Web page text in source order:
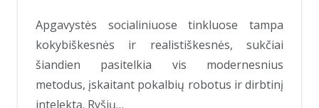
Apgavystės socialiniuose tinkluose tampa
kokybiškesnės ir realistiškesnės, sukčiai
šiandien pasitelkia vis modernesnius
metodus, įskaitant pokalbių robotus ir dirbtinį
intelektą. Ryšių…